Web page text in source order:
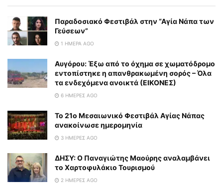
Παραδοσιακό Φεστιβάλ στην “Αγία Νάπα των
Γεύσεων”
1 ΗΜΈΡΑ AGO
Αυγόρου: Έξω από το όχημα σε χωματόδρομο
εντοπίστηκε η απανθρακωμένη σορός – Όλα
τα ενδεχόμενα ανοικτά (ΕΙΚΟΝΕΣ)
6 ΗΜΈΡΕΣ AGO
To 21ο Μεσαιωνικό Φεστιβάλ Αγίας Νάπας
ανακοίνωσε ημερομηνία
3 ΗΜΈΡΕΣ AGO
ΔΗΣΥ: Ο Παναγιώτης Μαούρης αναλαμβάνει
το Χαρτοφυλάκιο Τουρισμού
2 ΗΜΈΡΕΣ AGO